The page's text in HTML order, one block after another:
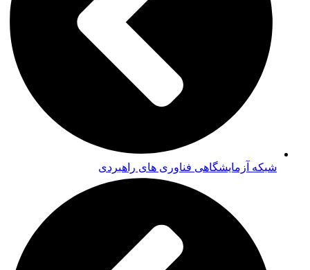
شبکه آزمایشگاهی فناوری های راهبردی